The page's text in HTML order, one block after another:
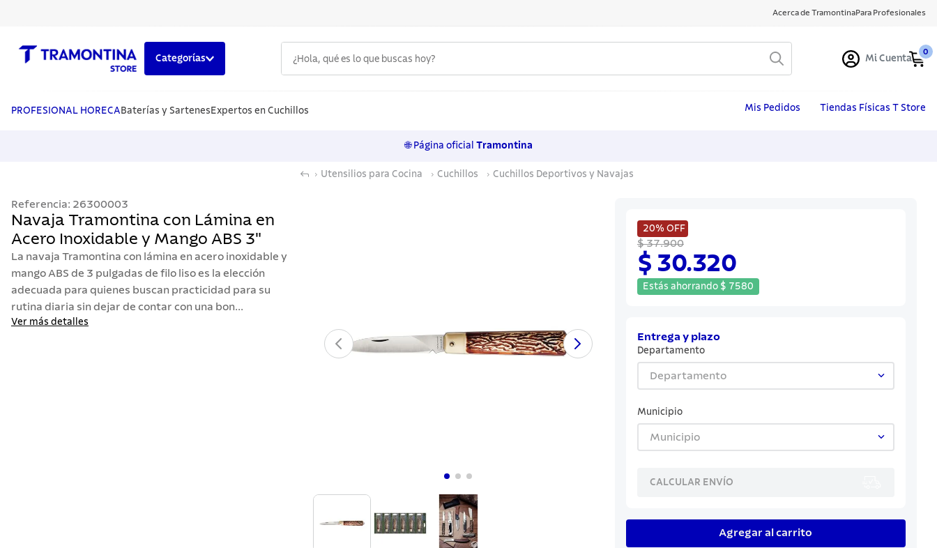
Acerca de TramontinaPara Profesionales
Categorías Mi Cuenta
0
PROFESIONAL HORECA Baterías y Sartenes Expertos en Cuchillos Mis Pedidos Tiendas Físicas T Store
🌐 Página oficial Tramontina
Utensilios para Cocina Cuchillos Cuchillos Deportivos y Navajas
Referencia: 26300003
Navaja Tramontina con Lámina en
Acero Inoxidable y Mango ABS 3"
La navaja Tramontina con lámina en acero inoxidable y
mango ABS de 3 pulgadas de filo liso es la elección
adecuada para quienes buscan practicidad para su
rutina diaria sin dejar de contar con una bon...
Ver más detalles
20% OFF
$ 37.900
$ 30.320
Estás ahorrando $ 7580
Entrega y plazo
Departamento
Departamento
Municipio
Municipio
CALCULAR ENVÍO
Agregar al carrito
1.
cuchillos
5 . lavaplatos